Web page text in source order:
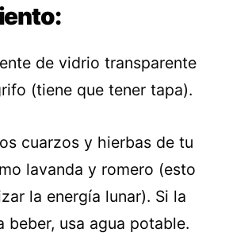
de vidrio transparente
(tiene que tener tapa).
cuarzos y hierbas de tu
lavanda y romero (esto
la energía lunar). Si la
beber, usa agua potable.